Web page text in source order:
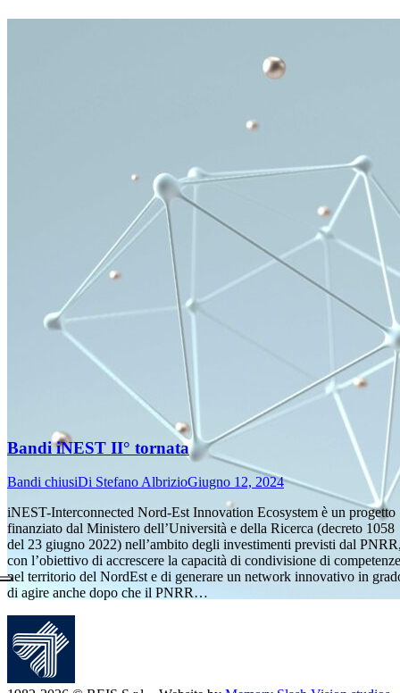
Bandi iNEST II° tornata
Bandi chiusiDi Stefano AlbrizioGiugno 12, 2024
iNEST-Interconnected Nord-Est Innovation Ecosystem è un progetto
finanziato dal Ministero dell’Università e della Ricerca (decreto 1058
del 23 giugno 2022) nell’ambito degli investimenti previsti dal
con l’obiettivo di accrescere la capacità di condivisione di competenze
nel territorio del NordEst e di generare un network innovativo in
di agire anche dopo che il PNRR…